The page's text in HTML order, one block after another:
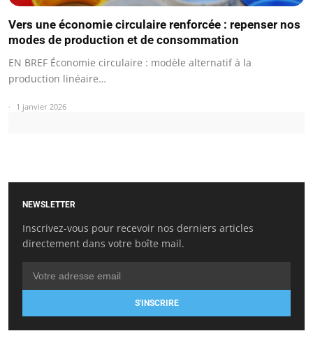
Vers une économie circulaire renforcée : repenser nos
modes de production et de consommation
EN BREF Économie circulaire : modèle alternatif à la
production linéaire…
1 janvier 2026
NEWSLETTER
Inscrivez-vous pour recevoir nos derniers articles
directement dans votre boîte mail.
S'INSCRIRE